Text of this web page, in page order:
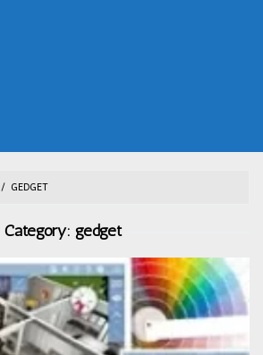
/ GEDGET
Category: gedget